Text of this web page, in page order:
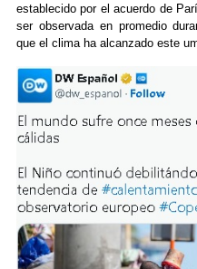
establecido por el acuerdo de
ser observada en promedio
que el clima ha alcanzado este